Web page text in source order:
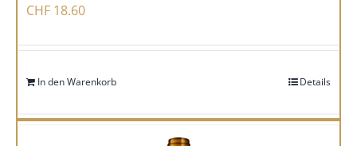
CHF 18.60
In den Warenkorb Details